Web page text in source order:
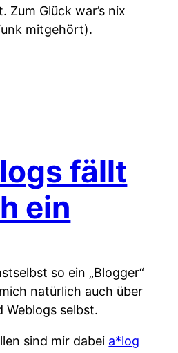
Zum Glück war’s nix
mitgehört).
fällt
ein
so ein „Blogger“
natürlich auch über
Weblogs selbst.
sind mir dabei a*log